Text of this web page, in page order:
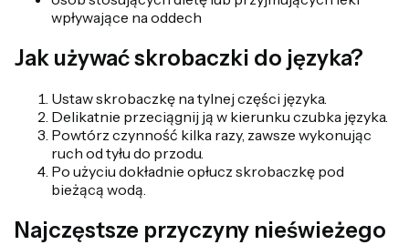
wpływające na oddech
Jak używać skrobaczki do języka?
Ustaw skrobaczkę na tylnej części języka.
Delikatnie przeciągnij ją w kierunku czubka języka.
Powtórz czynność kilka razy, zawsze wykonując
ruch od tyłu do przodu.
Po użyciu dokładnie opłucz skrobaczkę pod
bieżącą wodą.
Najczęstsze przyczyny nieświeżego